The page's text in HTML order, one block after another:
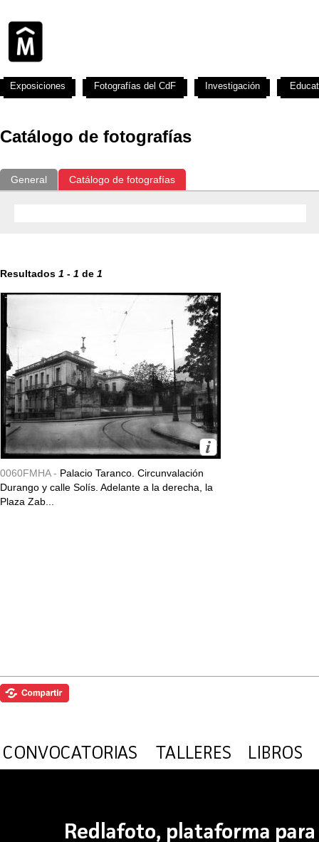
Catálogo de fotografías
General Catálogo de fotografías
Resultados 1 - 1 de 1
0060FMHA - Palacio Taranco. Circunvalación
Durango y calle Solís. Adelante a la derecha, la
Plaza Zab...
Exposiciones Fotografías del CdF Investigación